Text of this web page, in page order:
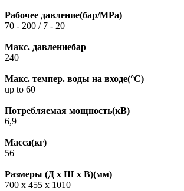
Рабочее давление(бар/MPa)
70 - 200 / 7 - 20
Макс. давлениебар
240
Макс. темпер. воды на входе(°C)
up to 60
Потребляемая мощность(кВ)
6,9
Масса(кг)
56
Размеры (Д х Ш х В)(мм)
700 x 455 x 1010